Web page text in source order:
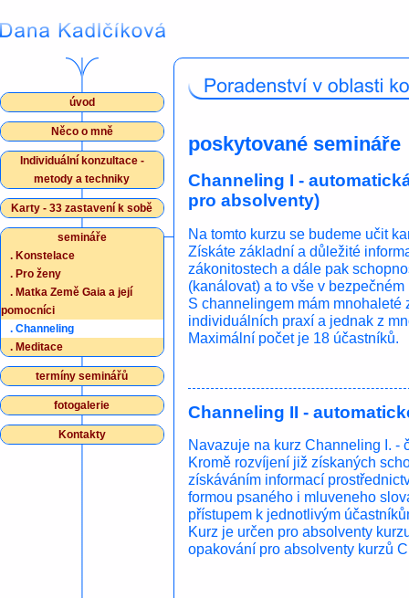
poskytované semináře
Channeling I -
pro absolventy)
Na tomto kurzu se budeme učit
Získáte základní a důležité
zákonitostech a dále pak
(kanálovat) a to vše v
S channelingem mám mnohaleté
individuálních praxí a jednak z
Maximální počet je 18 účastníků.
Channeling II -
Navazuje na kurz Channeling I. -
Kromě rozvíjení již získaných
získáváním informací
formou psaného i mluveneho
přístupem k jednotlivým
Kurz je určen pro absolventy
opakování pro absolventy kurzů
úvod
Něco o mně
Individuální konzultace -
metody a techniky
Karty - 33 zastavení k sobě
semináře
. Konstelace
. Pro ženy
. Matka Země Gaia a její
pomocníci
. Channeling
. Meditace
termíny seminářů
fotogalerie
Kontakty